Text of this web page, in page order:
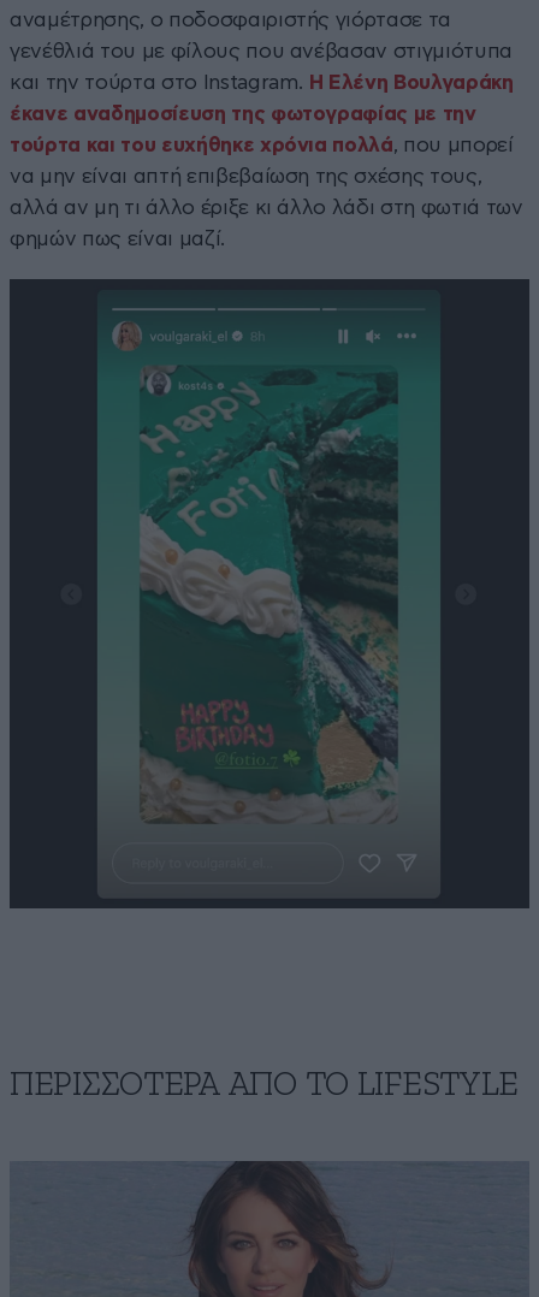
αναμέτρησης, ο ποδοσφαιριστής γιόρτασε τα
γενέθλιά του με φίλους που ανέβασαν στιγμιότυπα
και την τούρτα στο Instagram. Η Ελένη Βουλγαράκη
έκανε αναδημοσίευση της φωτογραφίας με την
τούρτα και του ευχήθηκε χρόνια πολλά, που μπορεί
να μην είναι απτή επιβεβαίωση της σχέσης τους,
αλλά αν μη τι άλλο έριξε κι άλλο λάδι στη φωτιά των
φημών πως είναι μαζί.
ΠΕΡΙΣΣΟΤΕΡΑ ΑΠΟ ΤΟ LIFESTYLE